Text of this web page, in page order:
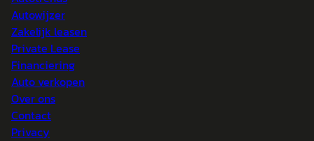
Autowijzer
Zakelijk leasen
Private Lease
Financiering
Auto verkopen
Over ons
Contact
Privacy